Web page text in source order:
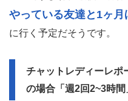
やっている友達と1ヶ
に行く予定だそうです。
チャットレディーレポ
の場合「週2回2~3時間